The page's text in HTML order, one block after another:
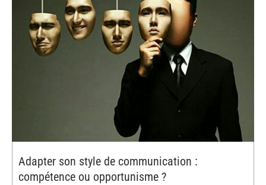
Adapter son style de communication :
compétence ou opportunisme ?